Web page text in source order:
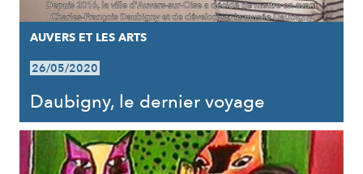
AUVERS ET LES ARTS
26/05/2020
Daubigny, le dernier voyage